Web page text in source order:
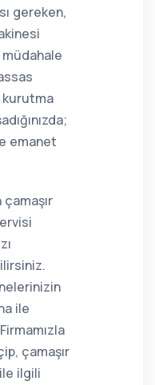
gereken,
kurutma
emanet
ile
çamaşır
ilgili